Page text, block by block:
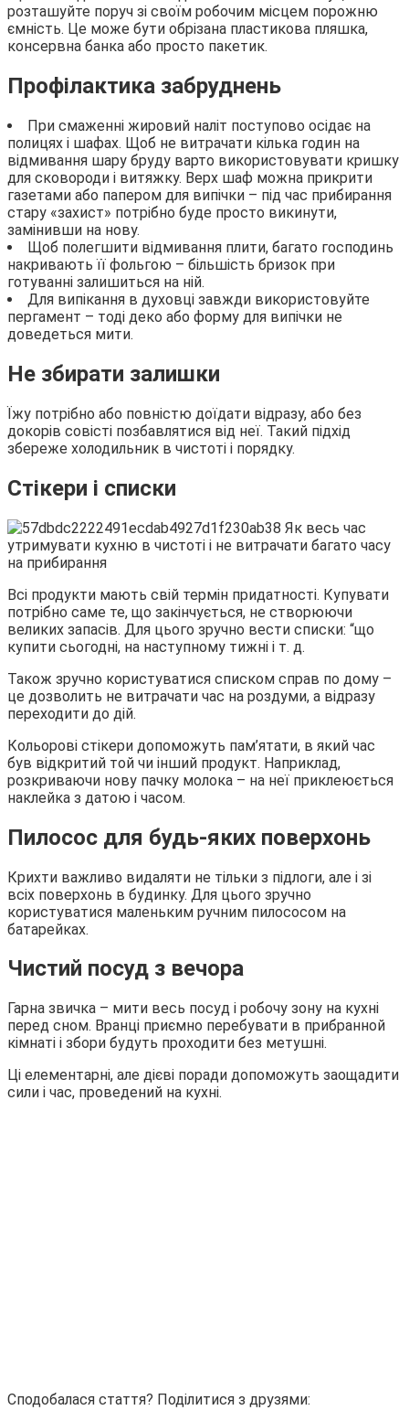
розташуйте поруч зі своїм робочим місцем порожню
ємність. Це може бути обрізана пластикова пляшка,
консервна банка або просто пакетик.
Профілактика забруднень
При смаженні жировий наліт поступово осідає на
полицях і шафах. Щоб не витрачати кілька годин на
відмивання шару бруду варто використовувати кришку
для сковороди і витяжку. Верх шаф можна прикрити
газетами або папером для випічки – під час прибирання
стару «захист» потрібно буде просто викинути,
замінивши на нову.
Щоб полегшити відмивання плити, багато господинь
накривають її фольгою – більшість бризок при
готуванні залишиться на ній.
Для випікання в духовці завжди використовуйте
пергамент – тоді деко або форму для випічки не
доведеться мити.
Не збирати залишки
Їжу потрібно або повністю доїдати відразу, або без
докорів совісті позбавлятися від неї. Такий підхід
збереже холодильник в чистоті і порядку.
Стікери і списки
Всі продукти мають свій термін придатності. Купувати
потрібно саме те, що закінчується, не створюючи
великих запасів. Для цього зручно вести списки: “що
купити сьогодні, на наступному тижні і т. д.
Також зручно користуватися списком справ по дому –
це дозволить не витрачати час на роздуми, а відразу
переходити до дій.
Кольорові стікери допоможуть пам’ятати, в який час
був відкритий той чи інший продукт. Наприклад,
розкриваючи нову пачку молока – на неї приклеюється
наклейка з датою і часом.
Пилосос для будь-яких поверхонь
Крихти важливо видаляти не тільки з підлоги, але і зі
всіх поверхонь в будинку. Для цього зручно
користуватися маленьким ручним пилососом на
батарейках.
Чистий посуд з вечора
Гарна звичка – мити весь посуд і робочу зону на кухні
перед сном. Вранці приємно перебувати в прибранной
кімнаті і збори будуть проходити без метушні.
Ці елементарні, але дієві поради допоможуть заощадити
сили і час, проведений на кухні.
Сподобалася стаття? Поділитися з друзями: